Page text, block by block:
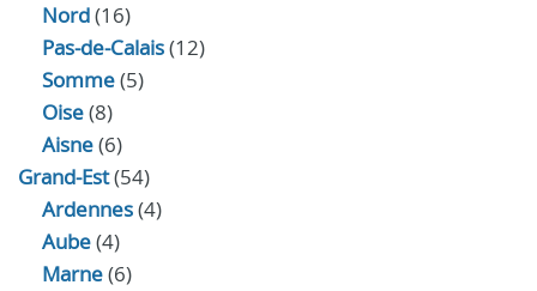
Nord(16)
Pas-de-Calais(12)
Somme(5)
Oise(8)
Aisne(6)
Grand-Est(54)
Ardennes(4)
Aube(4)
Marne(6)